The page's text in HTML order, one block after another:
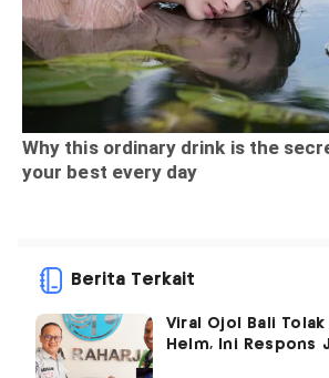
Berita Terkait
Viral Ojol Bali Tolak
Helm, Ini Respons